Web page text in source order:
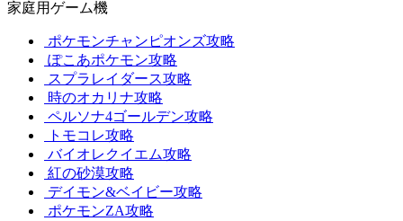
家庭用ゲーム機
ポケモンチャンピオンズ攻略
ぽこあポケモン攻略
スプラレイダース攻略
時のオカリナ攻略
ペルソナ4ゴールデン攻略
トモコレ攻略
バイオレクイエム攻略
紅の砂漠攻略
デイモン&ベイビー攻略
ポケモンZA攻略